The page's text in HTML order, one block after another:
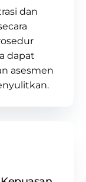
dan
dapat
asesmen